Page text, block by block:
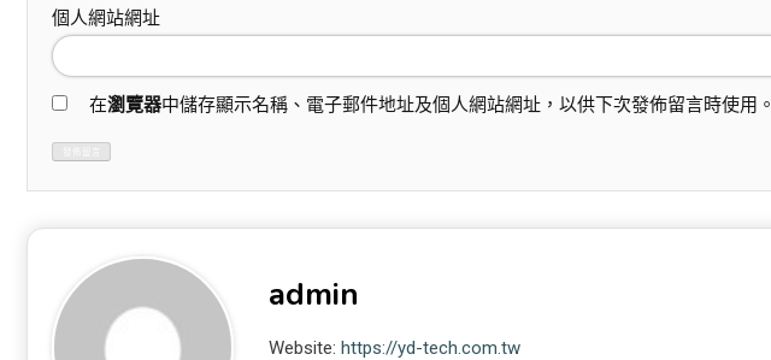
個人網站網址
在瀏覽器中儲存顯示名稱、電子郵件地址及個人網站網址，以供下次發佈留言時使用。
admin
Website:https://yd-tech.com.tw